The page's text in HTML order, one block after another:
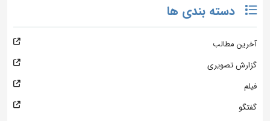
دسته بندی ها
آخرین مطالب
گزارش تصویری
فیلم
گفتگو